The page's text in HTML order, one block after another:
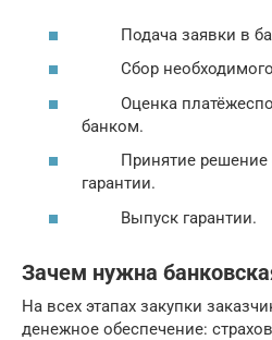
Подача заявки в
Сбор необходимого
Оценка
банком.
Принятие решение
гарантии.
Выпуск гарантии.
Зачем нужна
На всех этапах закупки
денежное обеспечение: